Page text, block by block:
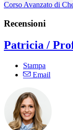
Corso Avanzato di
Recensioni
Patricia /
Stampa
Email